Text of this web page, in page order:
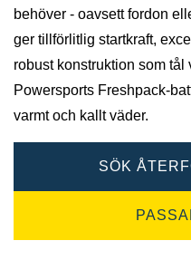
behöver - oavsett fordon
ger tillförlitlig startkraft,
robust konstruktion som tål
Powersports Freshpack-
varmt och kallt väder.
SÖK